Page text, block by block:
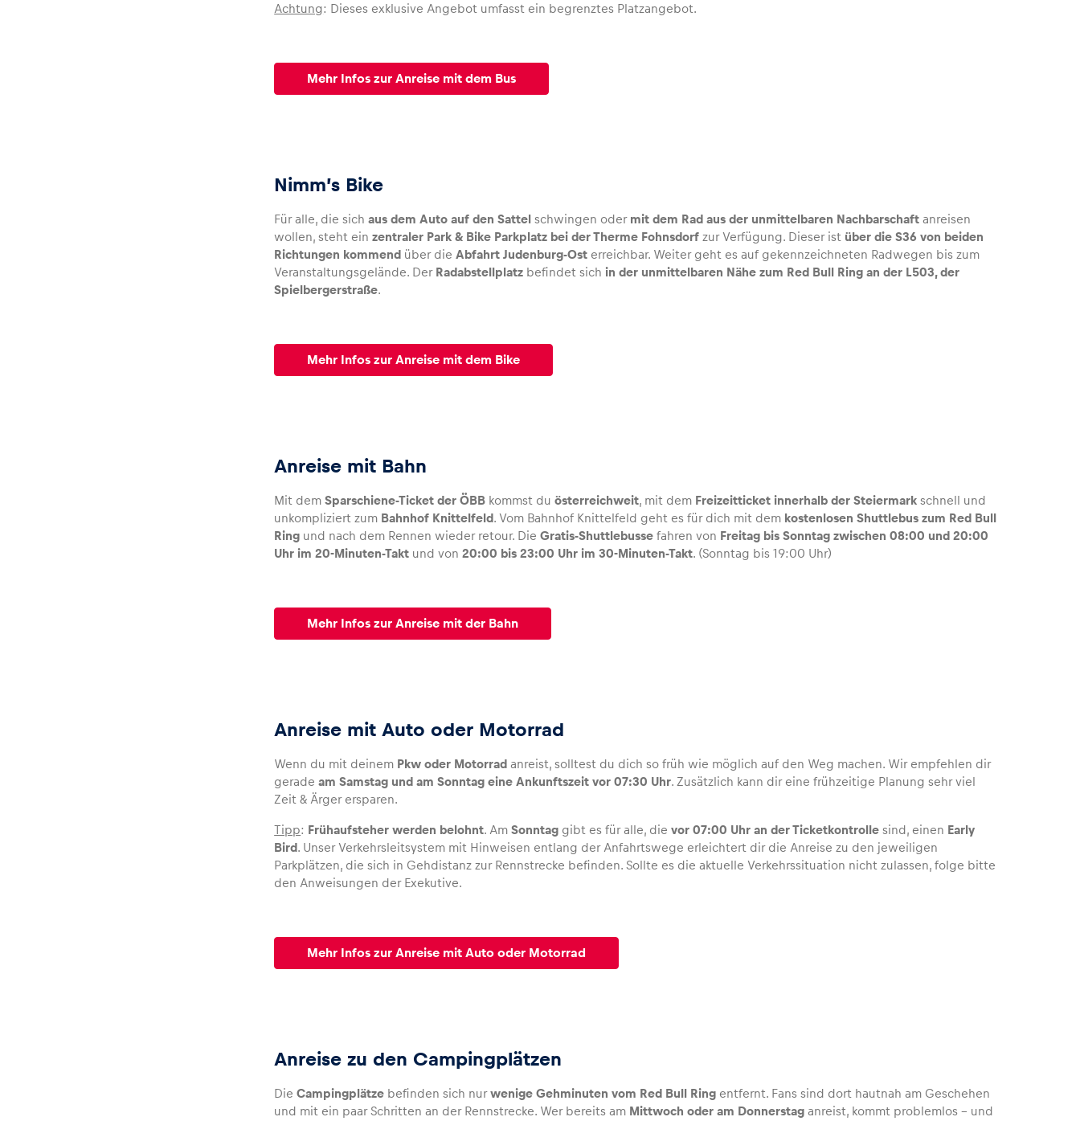
Achtung: Dieses exklusive Angebot umfasst ein begrenztes Platzangebot.
Mehr Infos zur Anreise mit dem Bus
Nimm’s Bike
Für alle, die sichaus dem Auto auf den Sattel schwingen oder mit dem Rad aus der unmittelbaren Nachbarschaft anreisen
wollen, steht einzentraler Park & Bike Parkplatz bei der Therme Fohnsdorf zur Verfügung. Dieser ist über die S36 von beiden
Richtungen kommend über dieAbfahrt Judenburg-Ost erreichbar. Weiter geht es auf gekennzeichneten Radwegen bis zum
Veranstaltungsgelände. Der Radabstellplatz befindet sich in der unmittelbaren Nähe zum Red Bull Ring an der L503, der
Spielbergerstraße.
Mehr Infos zur Anreise mit dem Bike
Anreise mit Bahn
Mit demSparschiene-Ticket der ÖBB kommst duösterreichweit, mit dem Freizeitticket innerhalb der Steiermark schnell und
unkompliziert zum Bahnhof Knittelfeld. Vom Bahnhof Knittelfeld geht es für dich mit dem kostenlosen Shuttlebus zum Red Bull
Ring und nach dem Rennen wieder retour. DieGratis-Shuttlebusse fahren von Freitag bis Sonntag zwischen 08:00 und 20:00
Uhr im 20-Minuten-Takt und von20:00 bis 23:00 Uhr im 30-Minuten-Takt. (Sonntag bis 19:00 Uhr)
Mehr Infos zur Anreise mit der Bahn
Anreise mit Auto oder Motorrad
Wenn du mit deinem Pkw oder Motorrad anreist, solltest du dich so früh wie möglich auf den Weg machen. Wir empfehlen dir
geradeam Samstag und am Sonntag eine Ankunftszeit vor 07:30 Uhr. Zusätzlich kann dir eine frühzeitige Planung sehr viel
Zeit & Ärger ersparen.
Tipp: Frühaufsteher werden belohnt. AmSonntag gibt es für alle, dievor 07:00 Uhr an der Ticketkontrolle sind, einen Early
Bird. Unser Verkehrsleitsystem mit Hinweisen entlang der Anfahrtswege erleichtert dir die Anreise zu den jeweiligen
Parkplätzen, die sich in Gehdistanz zur Rennstrecke befinden. Sollte es die aktuelle Verkehrssituation nicht zulassen, folge bitte
den Anweisungen der Exekutive.
Mehr Infos zur Anreise mit Auto oder Motorrad
Anreise zu den Campingplätzen
DieCampingplätze befinden sich nurwenige Gehminuten vom Red Bull Ring entfernt. Fans sind dort hautnah am Geschehen
und mit ein paar Schritten an der Rennstrecke. Wer bereits am Mittwoch oder am Donnerstag anreist, kommt problemlos – und